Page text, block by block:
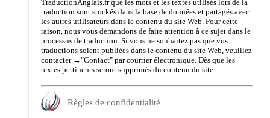
TraductionAnglais.fr que les mots et les textes utilisés lors de la
traduction sont stockés dans la base de données et partagés avec
les autres utilisateurs dans le contenu du site Web. Pour cette
raison, nous vous demandons de faire attention à ce sujet dans le
processus de traduction. Si vous ne souhaitez pas que vos
traductions soient publiées dans le contenu du site Web, veuillez
contacter →"Contact" par courrier électronique. Dès que les
textes pertinents seront supprimés du contenu du site.
Règles de confidentialité